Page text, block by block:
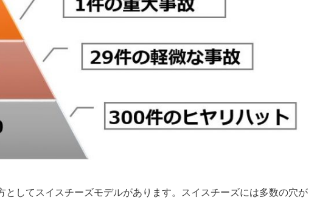
としてスイスチーズモデルがあります。スイスチーズには多数の穴が